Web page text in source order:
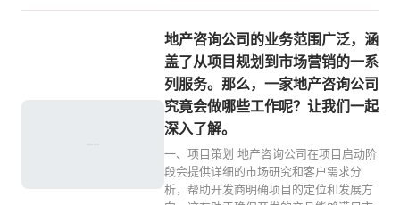
地产咨询公司的业务范围广泛，涵
盖了从项目规划到市场营销的一系
列服务。那么，一家地产咨询公司
究竟会做哪些工作呢？让我们一起
深入了解。
一、项目策划 地产咨询公司在项目启动阶
段会提供详细的市场研究和客户需求分
析，帮助开发商明确项目的定位和发展方